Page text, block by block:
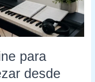
para
desde